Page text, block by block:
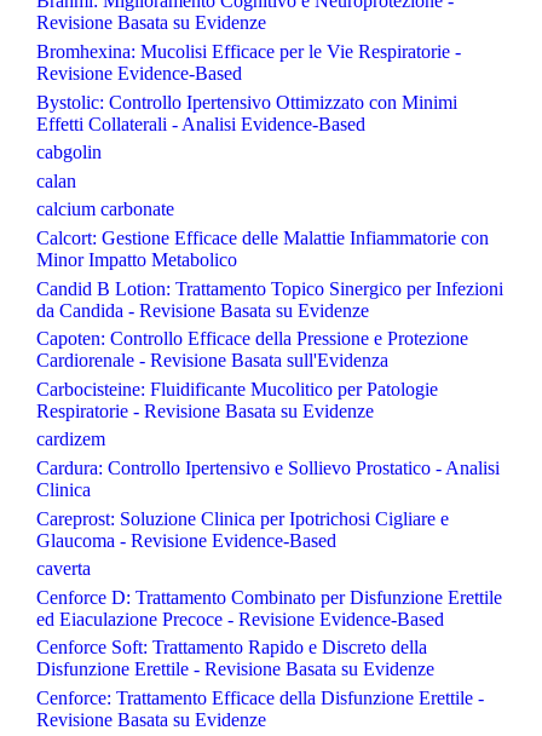
Revisione Basata su Evidenze
Bromhexina: Mucolisi Efficace per le Vie Respiratorie -
Revisione Evidence-Based
Bystolic: Controllo Ipertensivo Ottimizzato con Minimi
Effetti Collaterali - Analisi Evidence-Based
cabgolin
calan
calcium carbonate
Calcort: Gestione Efficace delle Malattie Infiammatorie con
Minor Impatto Metabolico
Candid B Lotion: Trattamento Topico Sinergico per Infezioni
da Candida - Revisione Basata su Evidenze
Capoten: Controllo Efficace della Pressione e Protezione
Cardiorenale - Revisione Basata sull'Evidenza
Carbocisteine: Fluidificante Mucolitico per Patologie
Respiratorie - Revisione Basata su Evidenze
cardizem
Cardura: Controllo Ipertensivo e Sollievo Prostatico - Analisi
Clinica
Careprost: Soluzione Clinica per Ipotrichosi Cigliare e
Glaucoma - Revisione Evidence-Based
caverta
Cenforce D: Trattamento Combinato per Disfunzione Erettile
ed Eiaculazione Precoce - Revisione Evidence-Based
Cenforce Soft: Trattamento Rapido e Discreto della
Disfunzione Erettile - Revisione Basata su Evidenze
Cenforce: Trattamento Efficace della Disfunzione Erettile -
Revisione Basata su Evidenze